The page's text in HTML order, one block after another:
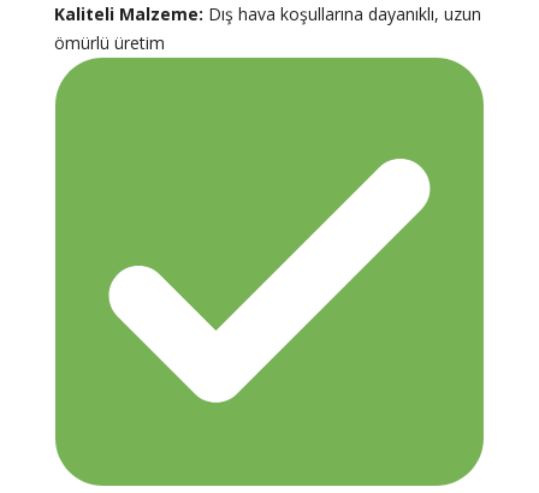
Kaliteli Malzeme: Dış hava koşullarına dayanıklı, uzun
ömürlü üretim